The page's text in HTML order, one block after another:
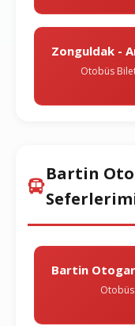
Zonguldak -
Otobüs
Bartin
Bartin